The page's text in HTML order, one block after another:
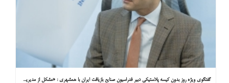
گفتگوی ویژه روز بدون کیسه پلاستیکی دبیر فدراسیون صنایع بازیافت ایران با همشهری : «مشکل از مدیریت پسماند پلاستیکی است، نه کیسه پلاستیکی»